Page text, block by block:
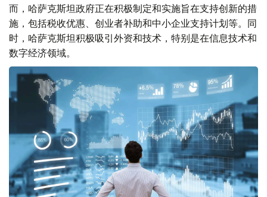
而，哈萨克斯坦政府正在积极制定和实施旨在支持创新的措
施，包括税收优惠、创业者补助和中小企业支持计划等。同
时，哈萨克斯坦积极吸引外资和技术，特别是在信息技术和
数字经济领域。